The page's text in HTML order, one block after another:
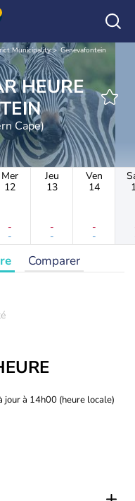
Municipality Genevafontein
HEURE
Cape)
Mer
12
-
-
Jeu
13
-
-
Ven
14
-
-
Comparer
jour à 14h00 (heure locale)